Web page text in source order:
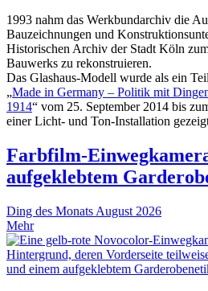
1993 nahm das Werkbundarchiv die
Bauzeichnungen und
Historischen Archiv der Stadt Köln
Bauwerks zu rekonstruieren.
Das Glashaus-Modell wurde als ein
„Made in Germany – Politik mit
1914“ vom 25. September 2014 bis
einer Licht- und Ton-Installation
Farbfilm-
aufgeklebtem
Ding des Monats August 2026
Mehr